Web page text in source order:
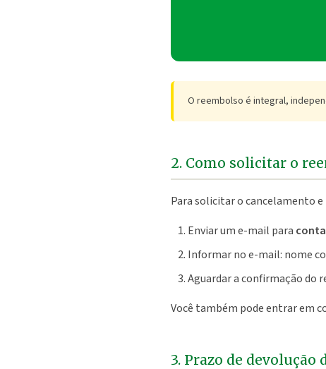
O reembolso é integral,
2. Como solicitar o
Para solicitar o cancelamento
Enviar um e-mail para
Informar no e-mail: nome
Aguardar a confirmação do
Você também pode entrar em
3. Prazo de devolução